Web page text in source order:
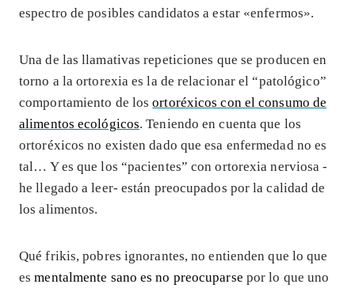
espectro de posibles candidatos a estar «enfermos».
Una de las llamativas repeticiones que se producen en
torno a la ortorexia es la de relacionar el “patológico”
comportamiento de losortoréxicos con el consumo de
alimentos ecológicos. Teniendo en cuenta que los
ortoréxicos no existen dado que esa enfermedad no es
tal… Y es que los “pacientes” con ortorexia nerviosa -
he llegado a leer- están preocupados por la calidad de
los alimentos.
Qué frikis, pobres ignorantes, no entienden que lo que
esmentalmente sano es no preocuparse por lo que uno